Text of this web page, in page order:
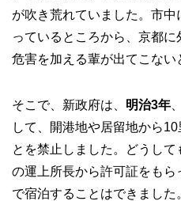
が吹き荒れていました。市
っているところから、京都
危害を加える輩が出てこない
そこで、新政府は、 明治3年
して、開港地や居留地から
とを禁止しました。どうし
の運上所長から許可証をもら
で宿泊することはできまし